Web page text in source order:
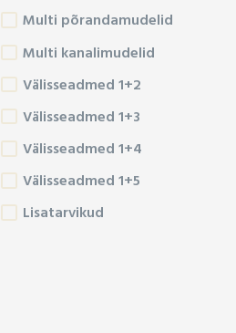
Multi põrandamudelid
Multi kanalimudelid
Välisseadmed 1+2
Välisseadmed 1+3
Välisseadmed 1+4
Välisseadmed 1+5
Lisatarvikud